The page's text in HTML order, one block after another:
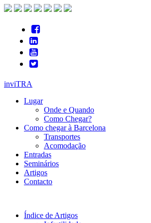
inviTRA
Lugar
Onde e Quando
Como Chegar?
Como chegar à Barcelona
Transportes
Acomodação
Entradas
Seminários
Artigos
Contacto
Índice de Artigos